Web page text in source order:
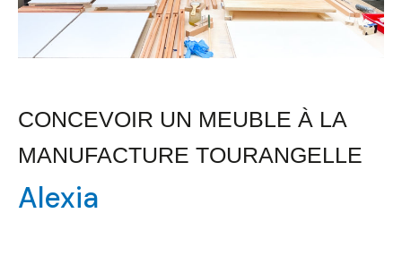
CONCEVOIR UN MEUBLE À LA
MANUFACTURE TOURANGELLE
Alexia